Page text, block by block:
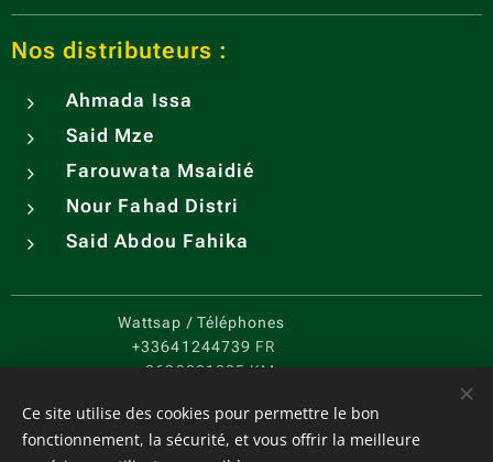
Nos distributeurs :
Ahmada Issa
Said Mze
Farouwata Msaidié
Nour Fahad Distri
Said Abdou Fahika
Wattsap / Téléphones
+33641244739 FR
+2693221205KM
Langues
Ce site utilise des cookies pour permettre le bon
fonctionnement, la sécurité, et vous offrir la meilleure